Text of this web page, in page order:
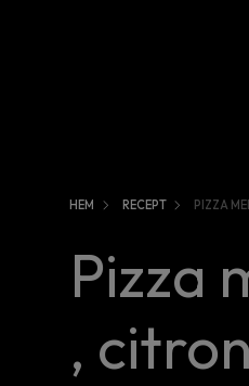
HEM RECEPT PIZZA
Pizza
,